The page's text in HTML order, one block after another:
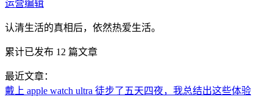
运营编辑
认清生活的真相后，依然热爱生活。
累计已发布 12 篇文章
最近文章：
戴上 apple watch ultra 徒步了五天四夜，我总结出这些体验